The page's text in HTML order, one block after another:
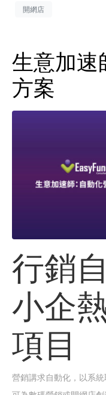
開網店
生意加速
方案
行銷
小企
項目
營銷講求自動化，以系